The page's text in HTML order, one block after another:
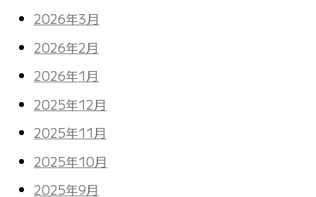
2026年3月
2026年2月
2026年1月
2025年12月
2025年11月
2025年10月
2025年9月